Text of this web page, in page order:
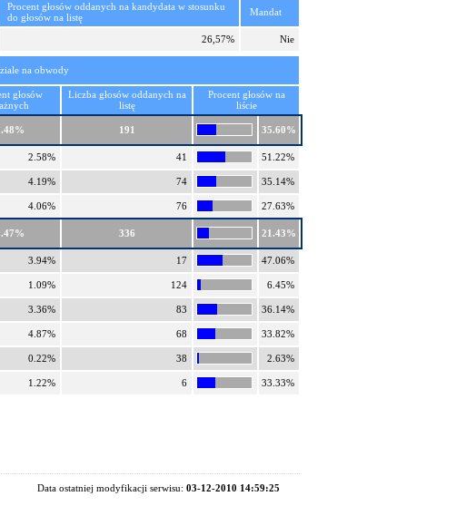
Procent głosów oddanych na kandydata w stosunku
do głosów na listę
Mandat
26,57% Nie
na obwody
głosów
Liczba głosów oddanych na
listę
Procent głosów na
liście
191 35.60%
2.58% 41 51.22%
4.19% 74 35.14%
4.06% 76 27.63%
336 21.43%
3.94% 17 47.06%
1.09% 124 6.45%
3.36% 83 36.14%
4.87% 68 33.82%
0.22% 38 2.63%
1.22% 6 33.33%
Data ostatniej modyfikacji serwisu: 03-12-2010 14:59:25